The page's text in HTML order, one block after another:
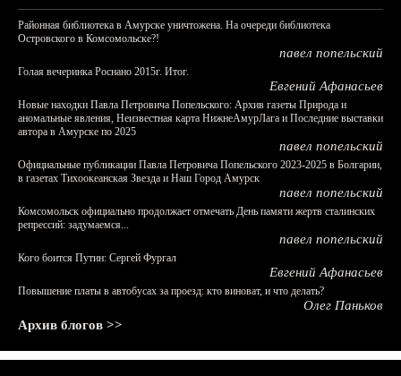
Районная библиотека в Амурске уничтожена. На очереди библиотека
Островского в Комсомольске?!
павел попельский
Голая вечеринка Роснано 2015г. Итог.
Евгений Афанасьев
Новые находки Павла Петровича Попельского: Архив газеты Природа и
аномальные явления, Неизвестная карта НижнеАмурЛага и Последние выставки
автора в Амурске по 2025
павел попельский
Официальные публикации Павла Петровича Попельского 2023-2025 в Болгарии,
в газетах Тихоокеанская Звезда и Наш Город Амурск
павел попельский
Комсомольск официально продолжает отмечать День памяти жертв сталинских
репрессий: задумаемся...
павел попельский
Кого боится Путин: Сергей Фургал
Евгений Афанасьев
Повышение платы в автобусах за проезд: кто виноват, и что делать?
Олег Паньков
Архив блогов >>